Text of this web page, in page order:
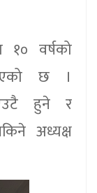
१० वर्षको
छ ।
हुने र
अध्यक्ष